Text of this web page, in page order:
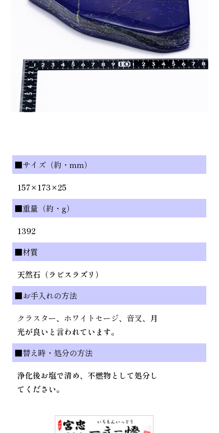
■サイズ（約・mm）
157×173×25
■重量（約・g）
1392
■材質
天然石（ラピスラズリ）
■お手入れの方法
クラスター、 ホワイトセージ、 音叉、月
光が良いと言われています。
■替え時・処分の方法
浄化後お塩で清め、不燃物として処分し
てください。